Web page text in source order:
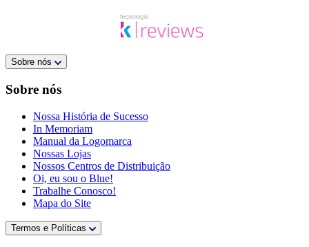
Sobre nós
Sobre nós
Nossa História de Sucesso
In Memoriam
Manual da Logomarca
Nossas Lojas
Nossos Centros de Distribuição
Oi, eu sou o Blue!
Trabalhe Conosco!
Mapa do Site
Termos e Políticas